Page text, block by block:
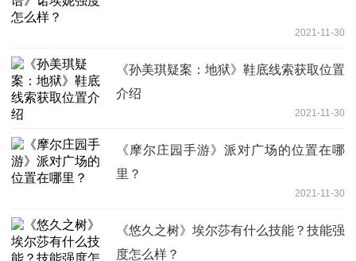
2021-11-30
《孙美琪疑案：地狱》鞋底线索获取位置
介绍
2021-11-30
《摩尔庄园手游》派对广场的位置在哪
里？
2021-11-30
《悠久之树》埃尔莎有什么技能？技能强
度怎么样？